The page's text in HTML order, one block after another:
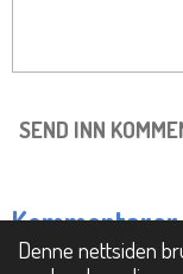
Denne nettsiden
SEND INN
Kommentarer